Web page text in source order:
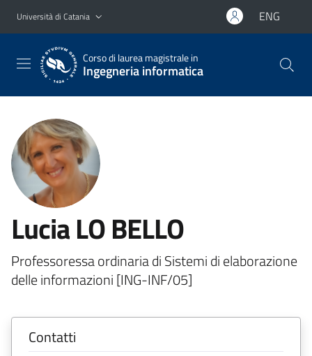
Vai al contenuto principale
Vai al menu di navigazione
Università di Catania ENG
Corso di laurea magistrale in
Ingegneria informatica
Lucia LO BELLO
Professoressa ordinaria di Sistemi di elaborazione
delle informazioni [ING-INF/05]
Contatti